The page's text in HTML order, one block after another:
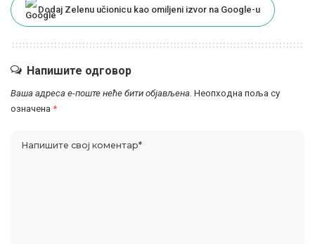
Dodaj Zelenu učionicu kao omiljeni izvor na Google-u
Напишите одговор
Ваша адреса е-поште неће бити објављена. Неопходна поља су
означена *